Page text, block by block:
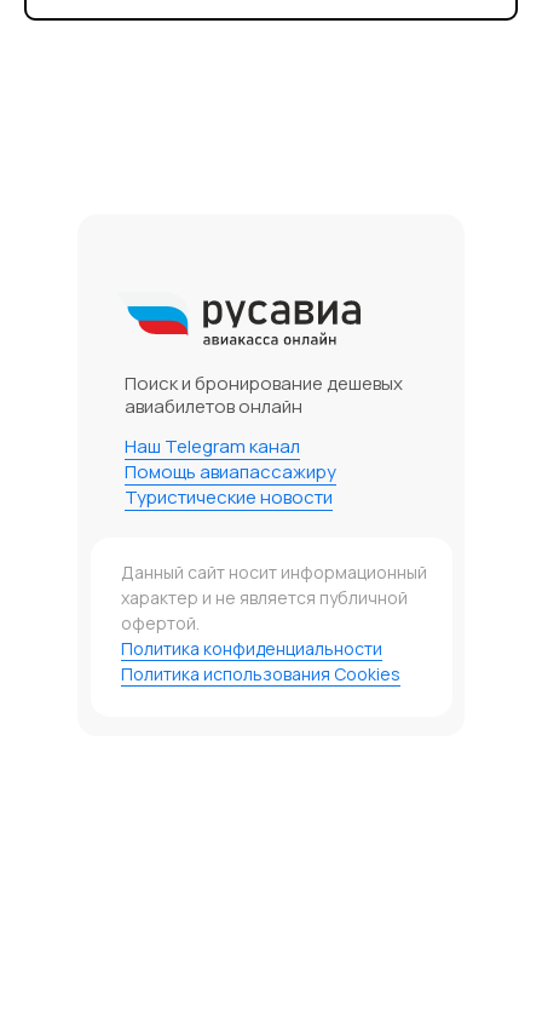
Данный сайт носит информационный
характер и не является публичной
офертой.
Политика конфиденциальности
Политика использования Cookies
Поиск и бронирование дешевых
авиабилетов онлайн
Наш Telegram канал
Помощь авиапассажиру
Туристические новости